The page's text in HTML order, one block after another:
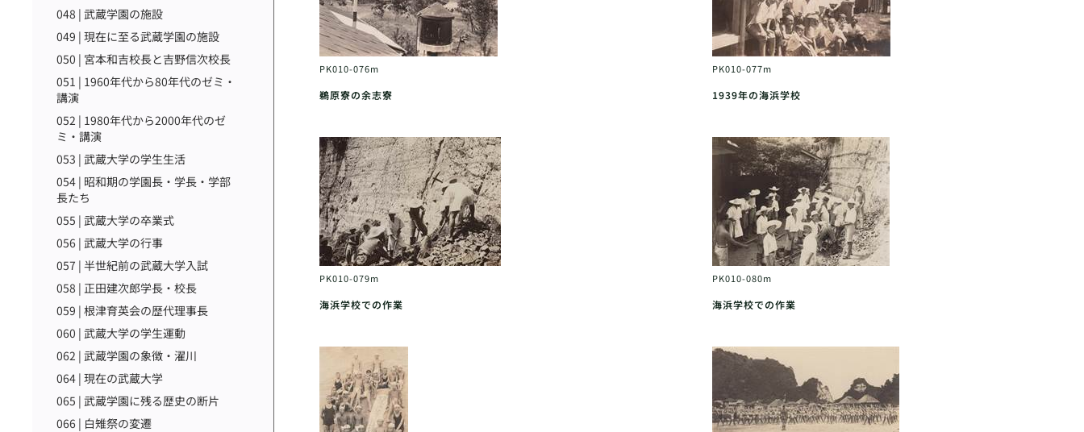
048 | 武蔵学園の施設
049 | 現在に至る武蔵学園の施設
050 | 宮本和吉校長と吉野信次校長
051 | 1960年代から80年代のゼミ・
講演
052 | 1980年代から2000年代のゼ
ミ・講演
053 | 武蔵大学の学生生活
054 | 昭和期の学園長・学長・学部
長たち
055 | 武蔵大学の卒業式
056 | 武蔵大学の行事
057 | 半世紀前の武蔵大学入試
058 | 正田建次郎学長・校長
059 | 根津育英会の歴代理事長
060 | 武蔵大学の学生運動
062 | 武蔵学園の象徴・濯川
064 | 現在の武蔵大学
065 | 武蔵学園に残る歴史の断片
066 | 白雉祭の変遷
PK010-076m
鵜原寮の余志寮
PK010-077m
1939年の海浜学校
PK010-079m
海浜学校での作業
PK010-080m
海浜学校での作業